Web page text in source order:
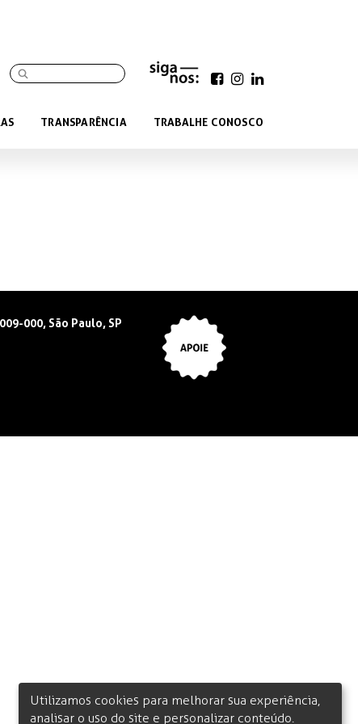
TRANSPARÊNCIA TRABALHE CONOSCO
000, São Paulo, SP
Utilizamos cookies para melhorar sua experiência,
analisar o uso do site e personalizar conteúdo.